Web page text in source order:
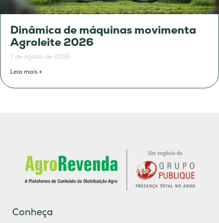
Dinâmica de máquinas movimenta
Agroleite 2026
7 de agosto de 2026
Leia mais »
Conheça